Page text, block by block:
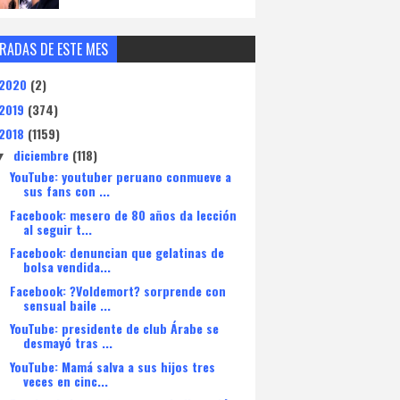
DE ESTE MES
2020 (2)
2019 (374)
2018 (1159)
diciembre (118)
YouTube: youtuber peruano conmueve a
sus fans con ...
Facebook: mesero de 80 años da lección
al seguir t...
Facebook: denuncian que gelatinas de
bolsa vendida...
Facebook: ?Voldemort? sorprende con
sensual baile ...
YouTube: presidente de club Árabe se
desmayó tras ...
YouTube: Mamá salva a sus hijos tres
veces en cinc...